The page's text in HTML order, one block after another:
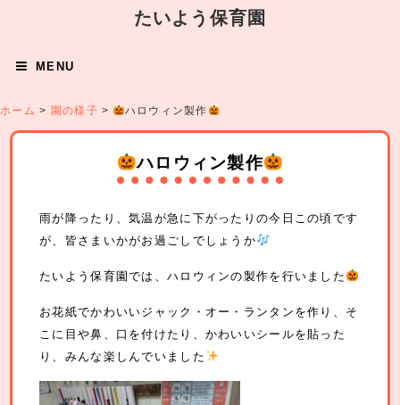
たいよう保育園
MENU
ホーム > 園の様子 > ハロウィン製作
ハロウィン製作
雨が降ったり、気温が急に下がったりの今日この頃です
が、皆さまいかがお過ごしでしょうか
たいよう保育園では、ハロウィンの製作を行いました
お花紙でかわいいジャック・オー・ランタンを作り、そ
こに目や鼻、口を付けたり、かわいいシールを貼った
り、みんな楽しんでいました